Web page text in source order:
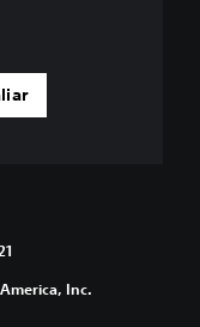
Inc.